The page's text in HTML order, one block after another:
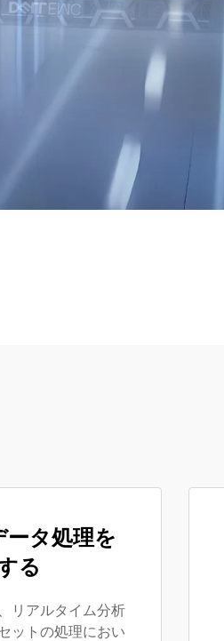
ータ処理を
る
リアルタイム分析
ットの処理におい